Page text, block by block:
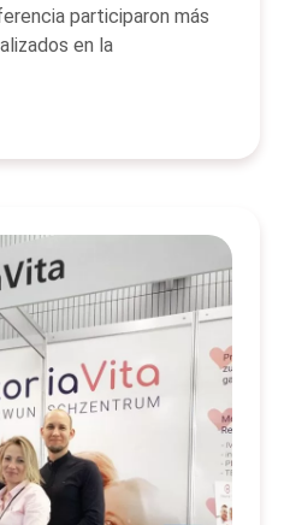
participaron más
en la